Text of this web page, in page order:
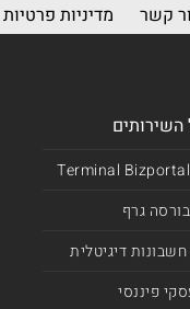
קשר מדיניות פרטיות
השירותים
גרף
דיגיטלית
פיננסי